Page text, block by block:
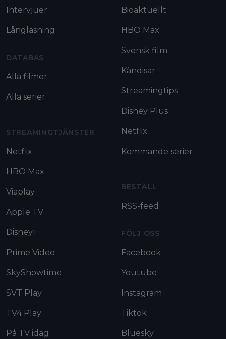
Intervjuer
Långläsning
DATABAS
Alla filmer
Alla serier
STREAMINGTJÄNSTER
Netflix
HBO Max
Viaplay
Apple TV
Disney+
Prime Video
SkyShowtime
SVT Play
TV4 Play
På TV idag
Bioaktuellt
HBO Max
Svensk film
Kändisar
Streamingtips
Disney Plus
Netflix
Kommande serier
BESTÄLL
RSS-feed
FÖLJ OSS
Facebook
Youtube
Instagram
Tiktok
Bluesky